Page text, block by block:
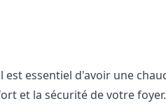
est essentiel d'avoir une
et la sécurité de votre